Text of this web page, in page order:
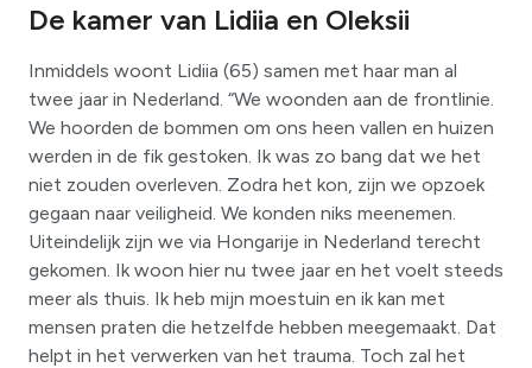
De kamer van Lidiia en Oleksii
Inmiddels woont Lidiia (65) samen met haar man al
twee jaar in Nederland. “We woonden aan de frontlinie.
We hoorden de bommen om ons heen vallen en huizen
werden in de fik gestoken. Ik was zo bang dat we het
niet zouden overleven. Zodra het kon, zijn we opzoek
gegaan naar veiligheid. We konden niks meenemen.
Uiteindelijk zijn we via Hongarije in Nederland terecht
gekomen. Ik woon hier nu twee jaar en het voelt steeds
meer als thuis. Ik heb mijn moestuin en ik kan met
mensen praten die hetzelfde hebben meegemaakt. Dat
helpt in het verwerken van het trauma. Toch zal het